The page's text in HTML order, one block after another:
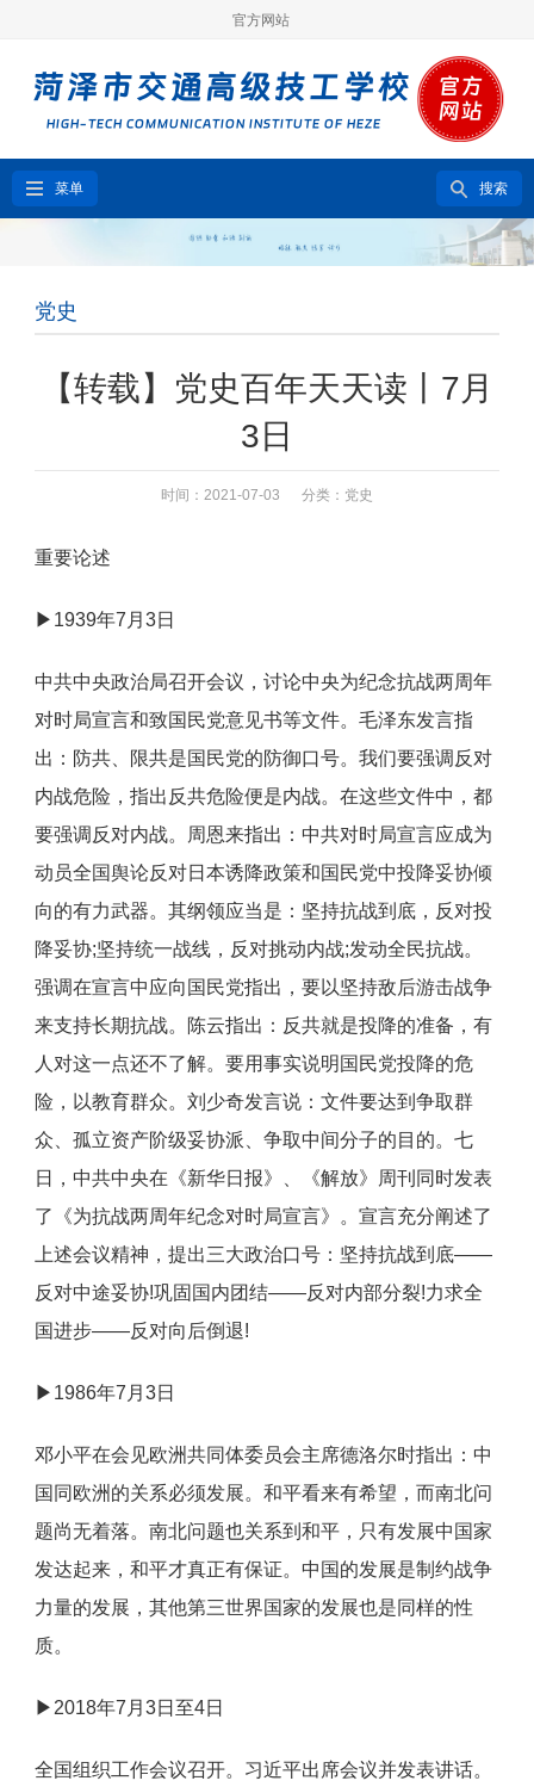
官方网站
菜单 搜索
党史
【转载】党史百年天天读丨7月
3日
时间：2021-07-03 分类： 党史
重要论述
▶1939年7月3日
中共中央政治局召开会议，讨论中央为纪念抗战两周年
对时局宣言和致国民党意见书等文件。毛泽东发言指
出：防共、限共是国民党的防御口号。我们要强调反对
内战危险，指出反共危险便是内战。在这些文件中，都
要强调反对内战。周恩来指出：中共对时局宣言应成为
动员全国舆论反对日本诱降政策和国民党中投降妥协倾
向的有力武器。其纲领应当是：坚持抗战到底，反对投
降妥协;坚持统一战线，反对挑动内战;发动全民抗战。
强调在宣言中应向国民党指出，要以坚持敌后游击战争
来支持长期抗战。陈云指出：反共就是投降的准备，有
人对这一点还不了解。要用事实说明国民党投降的危
险，以教育群众。刘少奇发言说：文件要达到争取群
众、孤立资产阶级妥协派、争取中间分子的目的。七
日，中共中央在《新华日报》、《解放》周刊同时发表
了《为抗战两周年纪念对时局宣言》。宣言充分阐述了
上述会议精神，提出三大政治口号：坚持抗战到底——
反对中途妥协!巩固国内团结——反对内部分裂!力求全
国进步——反对向后倒退!
▶1986年7月3日
邓小平在会见欧洲共同体委员会主席德洛尔时指出：中
国同欧洲的关系必须发展。和平看来有希望，而南北问
题尚无着落。南北问题也关系到和平，只有发展中国家
发达起来，和平才真正有保证。中国的发展是制约战争
力量的发展，其他第三世界国家的发展也是同样的性
质。
▶2018年7月3日至4日
全国组织工作会议召开。习近平出席会议并发表讲话。